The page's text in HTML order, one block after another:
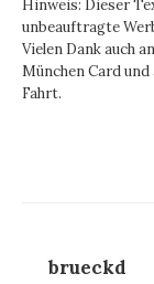
Hinweis: Dieser
unbeauftragte
Vielen Dank auch
München Card
Fahrt.
brueckd